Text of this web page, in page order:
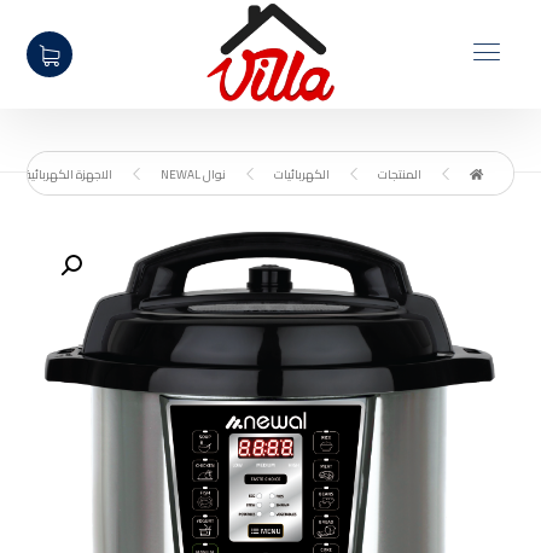
المنتجات الكهربائيات نوال NEWAL الاجهزة الكهربائية
تكبير الصورة